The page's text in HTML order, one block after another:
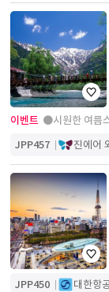
이벤트 ●시원한 여름
다 4일_[팁포함/3대특
JPP457 진에어
JPP450 대한항